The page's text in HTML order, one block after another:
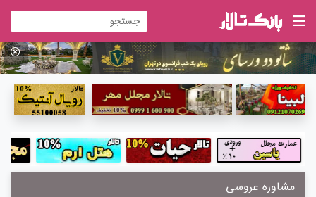
مشاوره عروسی